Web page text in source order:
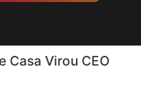
Casa Virou CEO